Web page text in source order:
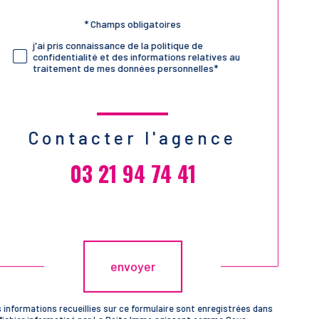
Validation* Champs obligatoires
j'ai pris connaissance de la politique de
confidentialité et des informations relatives au
traitement de mes données personnelles*
Contacter l'agence
03 21 94 74 41
envoyer
informations recueillies sur ce formulaire sont enregistrées dans